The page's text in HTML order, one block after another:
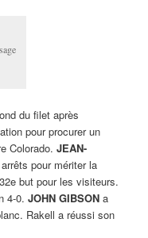
du filet après
pour procurer un
Colorado. JEAN-
pour mériter la
but pour les visiteurs.
4-0. JOHN GIBSONa
Rakell a réussi son